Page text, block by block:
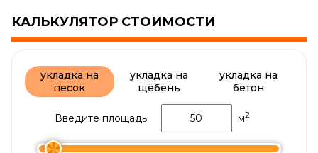
КАЛЬКУЛЯТОР СТОИМОСТИ
укладка на
песок
укладка на
щебень
укладка на
бетон
Введите площадь м2